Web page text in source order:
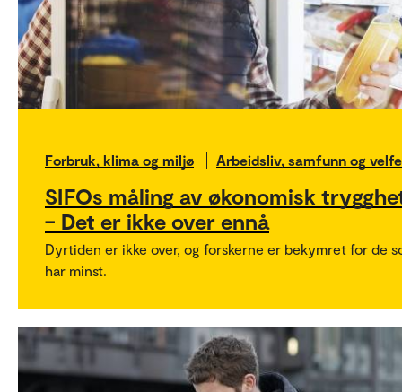
Forbruk, klima og miljø Arbeidsliv, samfunn og
SIFOs måling av økonomisk
– Det er ikke over ennå
Dyrtiden er ikke over, og forskerne er bekymret for de
har minst.